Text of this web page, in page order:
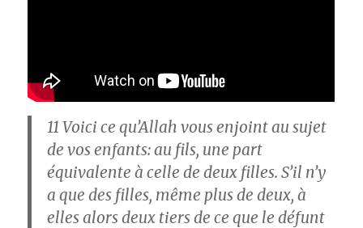
11 Voici ce qu’Allah vous enjoint au sujet
de vos enfants: au fils, une part
équivalente à celle de deux filles. S’il n’y
a que des filles, même plus de deux, à
elles alors deux tiers de ce que le défunt